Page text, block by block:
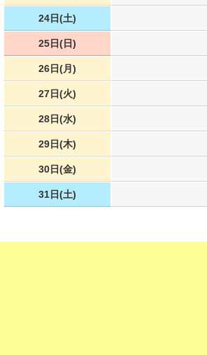
24日(土)
25日(日)
26日(月)
27日(火)
28日(水)
29日(木)
30日(金)
31日(土)